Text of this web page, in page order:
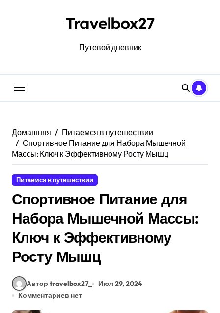
Travelbox27
Путевой дневник
Домашняя
Питаемся в путешествии
Спортивное Питание для Набора Мышечной
Массы: Ключ к Эффективному Росту Мышц
Питаемся в путешествии
Спортивное Питание для
Набора Мышечной Массы:
Ключ к Эффективному
Росту Мышц
Автор travelbox27_
Июл 29, 2024
Комментариев нет